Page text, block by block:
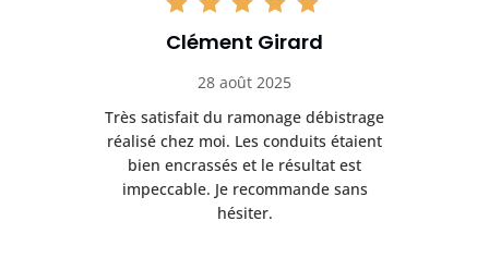
Clément Girard
28 août 2025
Très satisfait du ramonage débistrage
réalisé chez moi. Les conduits étaient
bien encrassés et le résultat est
impeccable. Je recommande sans
hésiter.